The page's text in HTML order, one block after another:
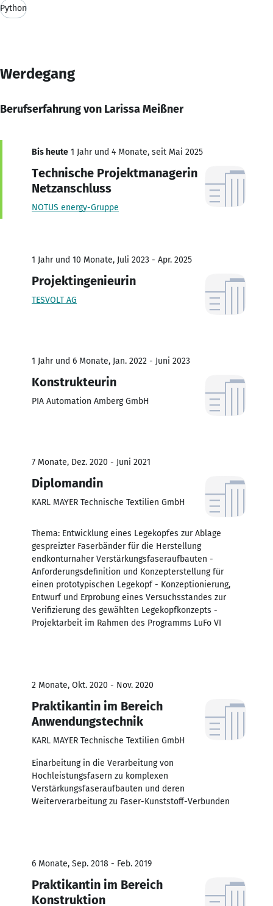
Python
Werdegang
Berufserfahrung von Larissa Meißner
Bis heute 1 Jahr und 4 Monate, seit Mai 2025
Technische Projektmanagerin
Netzanschluss
NOTUS energy-Gruppe
1 Jahr und 10 Monate, Juli 2023 - Apr. 2025
Projektingenieurin
TESVOLT AG
1 Jahr und 6 Monate, Jan. 2022 - Juni 2023
Konstrukteurin
PIA Automation Amberg GmbH
7 Monate, Dez. 2020 - Juni 2021
Diplomandin
KARL MAYER Technische Textilien GmbH
Thema: Entwicklung eines Legekopfes zur Ablage
gespreizter Faserbänder für die Herstellung
endkonturnaher Verstärkungsfaseraufbauten -
Anforderungsdefinition und Konzepterstellung für
einen prototypischen Legekopf - Konzeptionierung,
Entwurf und Erprobung eines Versuchsstandes zur
Verifizierung des gewählten Legekopfkonzepts -
Projektarbeit im Rahmen des Programms LuFo VI
2 Monate, Okt. 2020 - Nov. 2020
Praktikantin im Bereich
Anwendungstechnik
KARL MAYER Technische Textilien GmbH
Einarbeitung in die Verarbeitung von
Hochleistungsfasern zu komplexen
Verstärkungsfaseraufbauten und deren
Weiterverarbeitung zu Faser-Kunststoff-Verbunden
6 Monate, Sep. 2018 - Feb. 2019
Praktikantin im Bereich
Konstruktion